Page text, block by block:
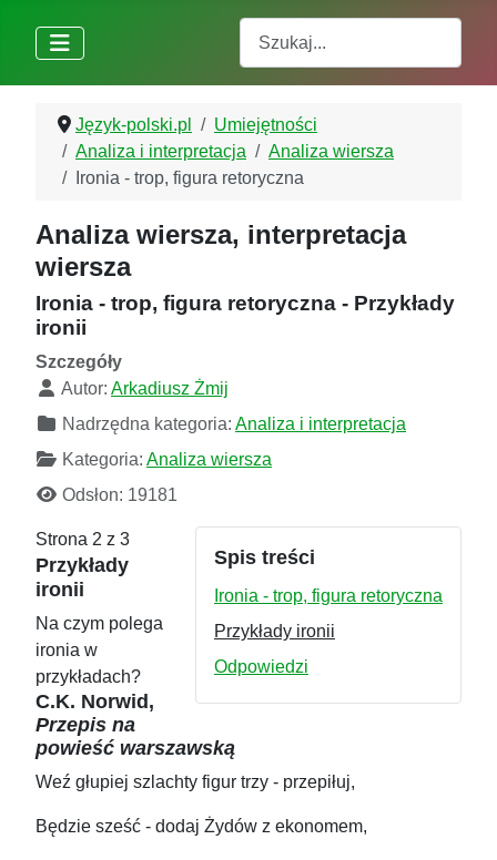
Język-polski.pl
Umiejętności
Analiza i interpretacja
Analiza wiersza
Ironia - trop, figura retoryczna
Analiza wiersza, interpretacja
wiersza
Ironia - trop, figura retoryczna - Przykłady
ironii
Szczegóły
Autor: Arkadiusz Żmij
Nadrzędna kategoria: Analiza i interpretacja
Kategoria: Analiza wiersza
Odsłon: 19181
Spis treści
Ironia - trop, figura retoryczna
Przykłady ironii
Odpowiedzi
Strona 2 z 3
Przykłady
ironii
Na czym polega
ironia w
przykładach?
C.K. Norwid,
Przepis na
powieść warszawską
Weź głupiej szlachty figur trzy - przepiłuj,
Będzie sześć - dodaj Żydów z ekonomem,